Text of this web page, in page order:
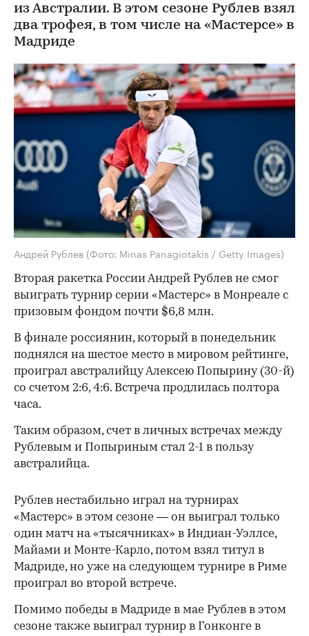
из Австралии. В этом сезоне Рублев взял
два трофея, в том числе на «Мастерсе» в
Мадриде
Андрей Рублев (Фото: Minas Panagiotakis / Getty Images)
Вторая ракетка России Андрей Рублев не смог
выиграть турнир серии «Мастерс» в Монреале с
призовым фондом почти $6,8 млн.
В финале россиянин, который в понедельник
поднялся на шестое место в мировом рейтинге,
проиграл австралийцу Алексею Попырину (30-й)
со счетом 2:6, 4:6. Встреча продлилась полтора
часа.
Таким образом, счет в личных встречах между
Рублевым и Попыриным стал 2-1 в пользу
австралийца.
00:00 / 00:00
Рублев нестабильно играл на турнирах
«Мастерс» в этом сезоне — он выиграл только
один матч на «тысячниках» в Индиан-Уэллсе,
Майами и Монте-Карло, потом взял титул в
Мадриде, но уже на следующем турнире в Риме
проиграл во второй встрече.
Помимо победы в Мадриде в мае Рублев в этом
сезоне также выиграл турнир в Гонконге в